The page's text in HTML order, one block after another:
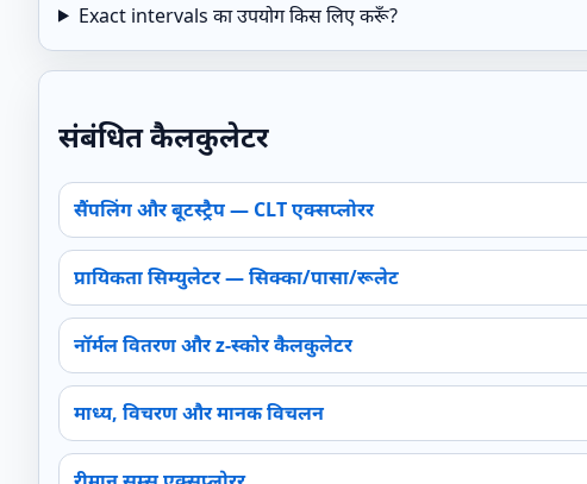
Exact intervals का उपयोग किस लिए करूँ?
संबंधित कैलकुलेटर
सैंपलिंग और बूटस्ट्रैप — CLT एक्सप्लोरर
प्रायिकता सिम्युलेटर — सिक्का/पासा/रूलेट
नॉर्मल वितरण और z‑स्कोर कैलकुलेटर
माध्य, विचरण और मानक विचलन